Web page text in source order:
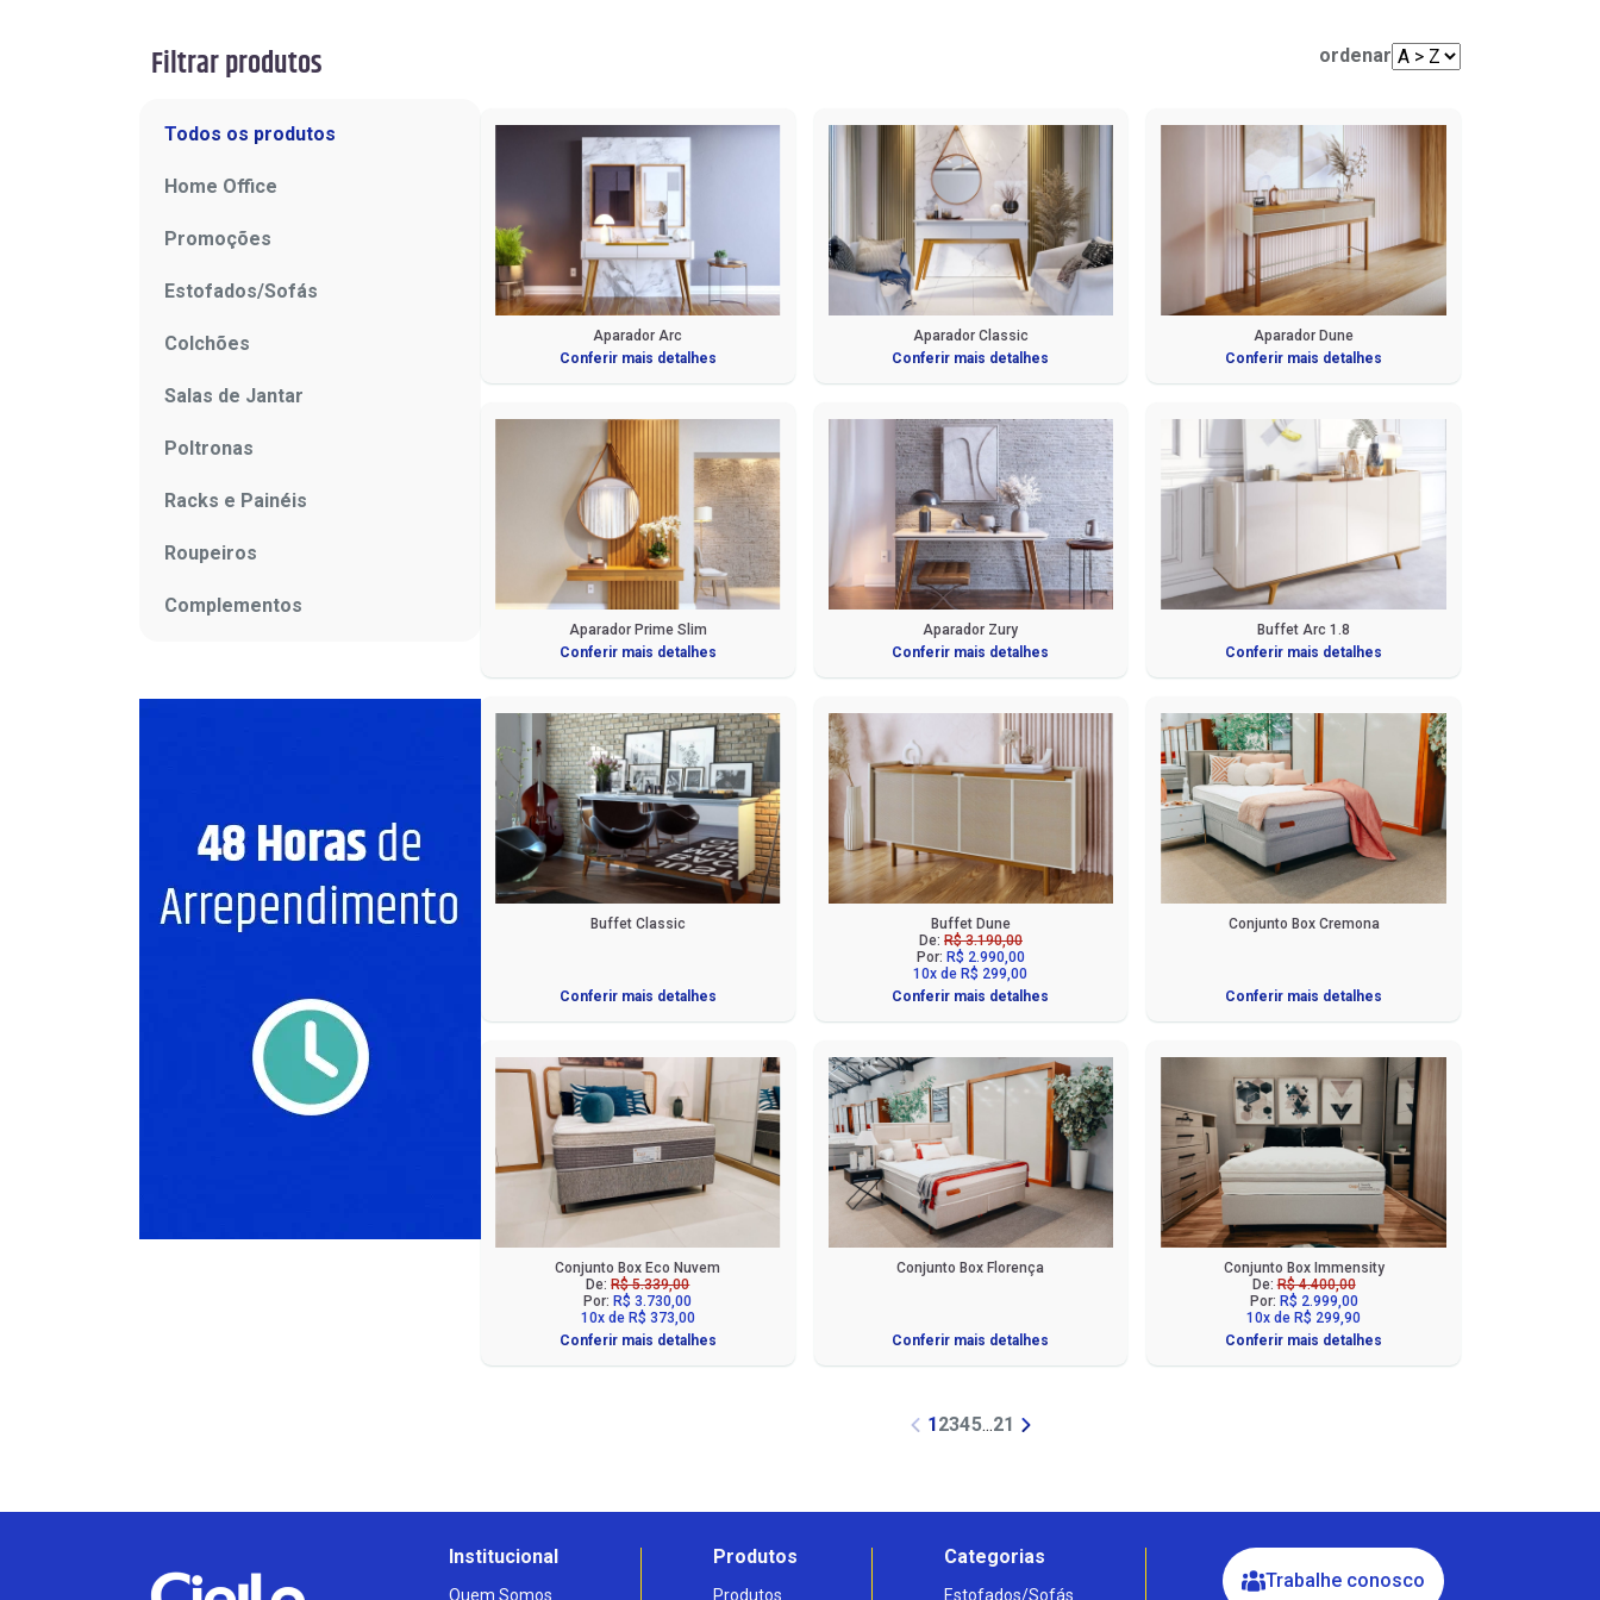
Fale com a Ciello – Móveis &
Sofá de Canto
Sofá com Chaise
Sofá de Couro
Sofá Automatizado
Sofá Orgânico
Filtrar produtos
Todos os produtos
Home Office
Promoções
Estofados/Sofás
Colchões
Salas de Jantar
Poltronas
Racks e Painéis
Roupeiros
Complementos
ordenar
Aparador Arc
Conferir mais detalhes
Aparador Classic
Conferir mais detalhes
Aparador Dune
Conferir mais detalhes
Aparador Prime Slim
Conferir mais detalhes
Aparador Zury
Conferir mais detalhes
Buffet Arc 1.8
Conferir mais detalhes
Buffet Classic
Conferir mais detalhes
Buffet Dune
De: R$ 3.190,00
Por: R$ 2.990,00
10x de R$ 299,00
Conferir mais detalhes
Conjunto Box Cremona
Conferir mais detalhes
Conjunto Box Eco Nuvem
De:R$ 5.339,00
Por: R$ 3.730,00
10x de R$ 373,00
Conferir mais detalhes
Conjunto Box Florença
Conferir mais detalhes
Conjunto Box Immensity
De:R$ 4.400,00
Por: R$ 2.999,00
10x de R$ 299,90
Conferir mais detalhes
12345...21
Institucional
Quem Somos
Produtos
Produtos
Categorias
Estofados/Sofás
Trabalhe conosco